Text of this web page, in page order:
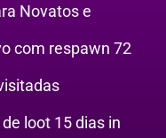
Novatos e
com respawn 72
loot 15 dias in